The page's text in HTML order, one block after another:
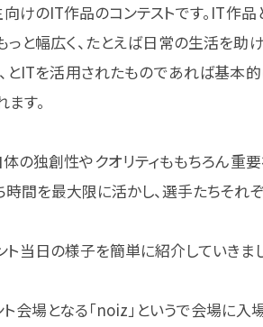
けのIT作品のコンテストです。IT作品
と幅広く、たとえば日常の生活を助
とITを活用されたものであれば基本
す。
の独創性やクオリティももちろん重
間を最大限に活かし、選手たちそれ
当日の様子を簡単に紹介していきまし
会場となる「noiz」というで会場に